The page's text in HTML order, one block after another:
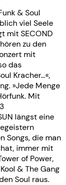
& Soul
viel Seele
mit SECOND
zu den
mit
das
Kracher…«,
»Jede Menge
Mit
längst eine
Songs, die man
immer mit
of Power,
& The Gang
Soul raus.